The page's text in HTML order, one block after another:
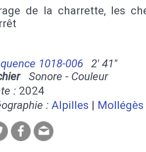
de la charrette, les
1018-006
2' 41''
Sonore - Couleur
: 2024
: Alpilles | Mollégès